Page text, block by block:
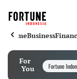
HomeBusiness
For
You
Fortune